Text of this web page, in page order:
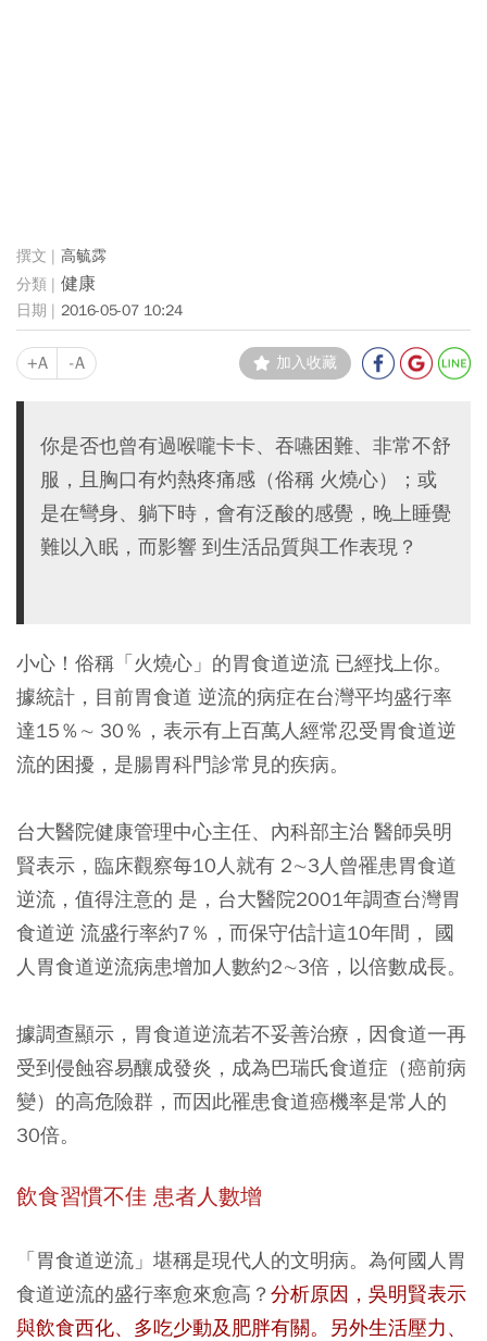
高毓霠
健康
2016-05-07 10:24
+A -A 加入收藏
你是否也曾有過喉嚨卡卡、吞嚥困難、非常不舒
服，且胸口有灼熱疼痛感（俗稱 火燒心）；或
是在彎身、躺下時，會有泛酸的感覺，晚上睡覺
難以入眠，而影響 到生活品質與工作表現？
小心！俗稱「火燒心」的胃食道逆流 已經找上你。
據統計，目前胃食道 逆流的病症在台灣平均盛行率
達15％∼ 30％，表示有上百萬人經常忍受胃食道逆
流的困擾，是腸胃科門診常見的疾病。
台大醫院健康管理中心主任、內科部主治 醫師吳明
賢表示，臨床觀察每10人就有 2∼3人曾罹患胃食道
逆流，值得注意的 是，台大醫院2001年調查台灣胃
食道逆 流盛行率約7％，而保守估計這10年間， 國
人胃食道逆流病患增加人數約2∼3倍，以倍數成長。
據調查顯示，胃食道逆流若不妥善治療，因食道一再
受到侵蝕容易釀成發炎，成為巴瑞氏食道症（癌前病
變）的高危險群，而因此罹患食道癌機率是常人的
30倍。
飲食習慣不佳 患者人數增
「胃食道逆流」堪稱是現代人的文明病。為何國人胃
食道逆流的盛行率愈來愈高？ 分析原因，吳明賢表示
與飲食西化、多吃少動及肥胖有關。另外生活壓力、